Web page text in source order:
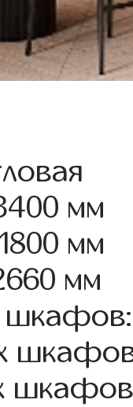
мм
мм
мм